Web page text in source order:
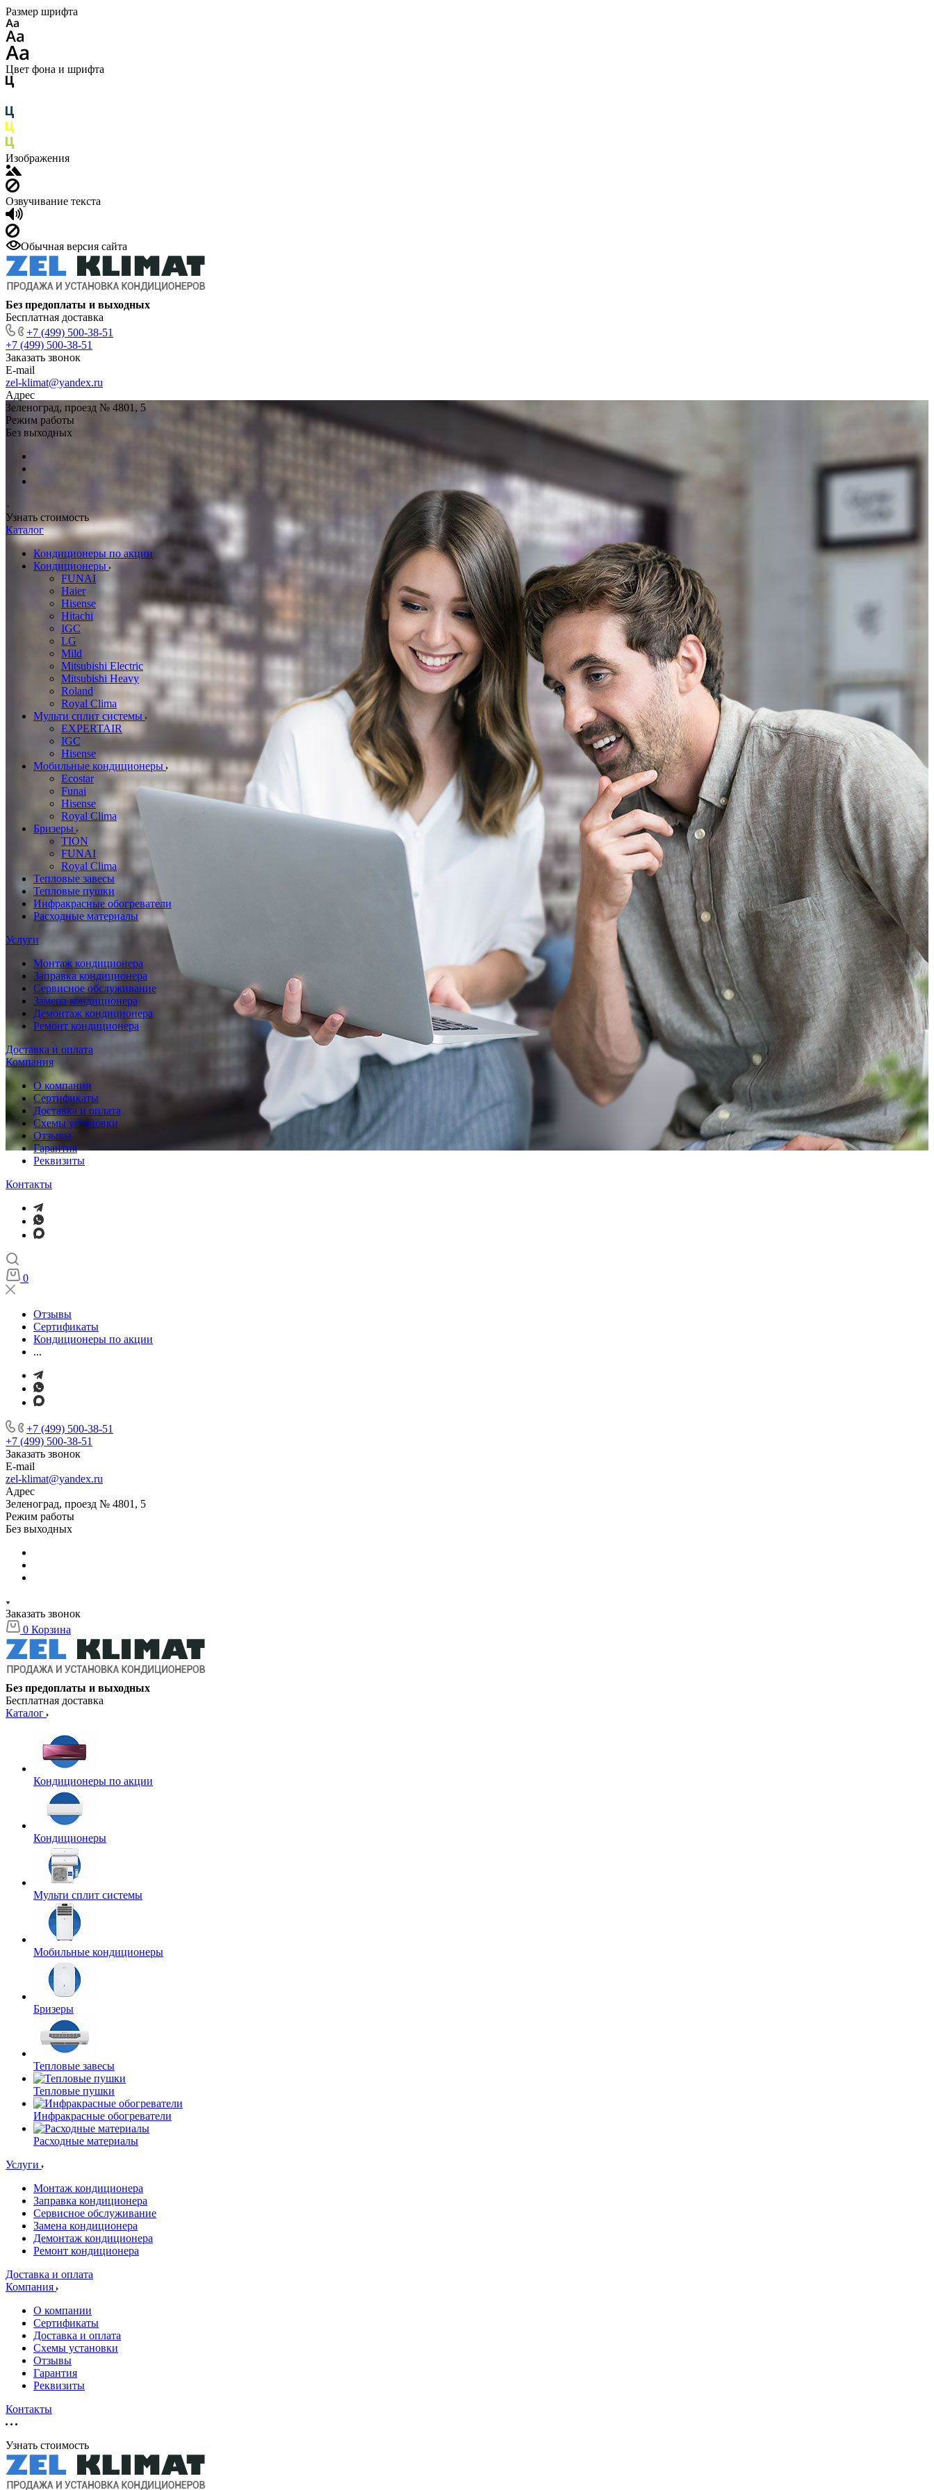
Размер шрифта
Цвет фона и шрифта
Изображения
Озвучивание текста
Обычная версия сайта
Без предоплаты и выходных
Бесплатная доставка
+7 (499) 500-38-51
+7 (499) 500-38-51
Заказать звонок
E-mail
zel-klimat@yandex.ru
Адрес
Зеленоград, проезд № 4801, 5
Режим работы
Без выходных
Узнать стоимость
Каталог
Кондиционеры по акции
Кондиционеры
FUNAI
Haier
Hisense
Hitachi
IGC
LG
Mild
Mitsubishi Electric
Mitsubishi Heavy
Roland
Royal Clima
Мульти сплит системы
EXPERTAIR
IGC
Hisense
Мобильные кондиционеры
Ecostar
Funai
Hisense
Royal Clima
Бризеры
TION
FUNAI
Royal Clima
Тепловые завесы
Тепловые пушки
Инфракрасные обогреватели
Расходные материалы
Услуги
Монтаж кондиционера
Заправка кондиционера
Сервисное обслуживание
Замена кондиционера
Демонтаж кондиционера
Ремонт кондиционера
Доставка и оплата
Компания
О компании
Сертификаты
Доставка и оплата
Схемы установки
Отзывы
Гарантия
Реквизиты
Контакты
0
Отзывы
Сертификаты
Кондиционеры по акции
...
+7 (499) 500-38-51
+7 (499) 500-38-51
Заказать звонок
E-mail
zel-klimat@yandex.ru
Адрес
Зеленоград, проезд № 4801, 5
Режим работы
Без выходных
Заказать звонок
0 Корзина
Без предоплаты и выходных
Бесплатная доставка
Каталог
Кондиционеры по акции
Кондиционеры
Мульти сплит системы
Мобильные кондиционеры
Бризеры
Тепловые завесы
Тепловые пушки
Инфракрасные обогреватели
Расходные материалы
Услуги
Монтаж кондиционера
Заправка кондиционера
Сервисное обслуживание
Замена кондиционера
Демонтаж кондиционера
Ремонт кондиционера
Доставка и оплата
Компания
О компании
Сертификаты
Доставка и оплата
Схемы установки
Отзывы
Гарантия
Реквизиты
Контакты
Узнать стоимость